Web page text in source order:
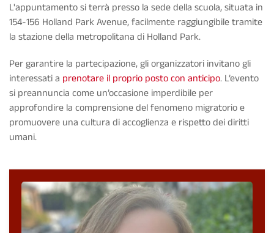
L'appuntamento si terrà presso la sede della scuola, situata in
154-156 Holland Park Avenue, facilmente raggiungibile tramite
la stazione della metropolitana di Holland Park.
Per garantire la partecipazione, gli organizzatori invitano gli
interessati a prenotare il proprio posto con anticipo. L’evento
si preannuncia come un’occasione imperdibile per
approfondire la comprensione del fenomeno migratorio e
promuovere una cultura di accoglienza e rispetto dei diritti
umani.